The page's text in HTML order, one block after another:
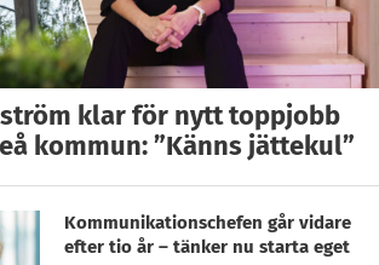
klar för nytt toppjobb
kommun: ”Känns jättekul”
Kommunikationschefen går vidare
efter tio år – tänker nu starta eget